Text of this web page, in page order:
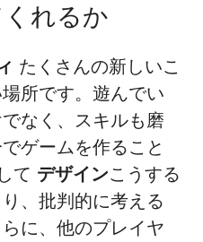
れるか
たくさんの新しいこ
所です。遊んでい
なく、スキルも磨
ゲームを作ること
て デザインこうする
、批判的に考える
に、他のプレイヤ